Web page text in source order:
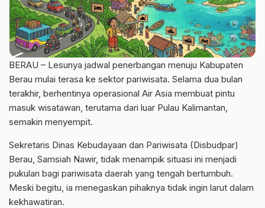
BERAU – Lesunya jadwal penerbangan menuju Kabupaten
Berau mulai terasa ke sektor pariwisata. Selama dua bulan
terakhir, berhentinya operasional Air Asia membuat pintu
masuk wisatawan, terutama dari luar Pulau Kalimantan,
semakin menyempit.
Sekretaris Dinas Kebudayaan dan Pariwisata (Disbudpar)
Berau, Samsiah Nawir, tidak menampik situasi ini menjadi
pukulan bagi pariwisata daerah yang tengah bertumbuh.
Meski begitu, ia menegaskan pihaknya tidak ingin larut dalam
kekhawatiran.